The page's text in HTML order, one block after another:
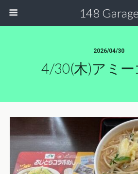
148 Garage
2026/04/30
4/30(木)アミー